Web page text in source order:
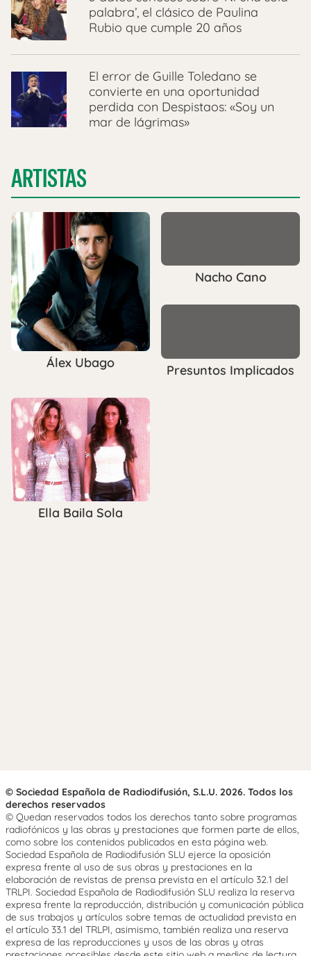
palabra’, el clásico de Paulina
Rubio que cumple 20 años
El error de Guille Toledano se
convierte en una oportunidad
perdida con Despistaos: «Soy un
mar de lágrimas»
ARTISTAS
Álex Ubago
Nacho Cano
Presuntos Implicados
Ella Baila Sola
© Sociedad Española de Radiodifusión, S.L.U. 2026. Todos los
derechos reservados
© Quedan reservados todos los derechos tanto sobre programas
radiofónicos y las obras y prestaciones que formen parte de ellos,
como sobre los contenidos publicados en esta página web.
Sociedad Española de Radiodifusión SLU ejerce la oposición
expresa frente al uso de sus obras y prestaciones en la
elaboración de revistas de prensa prevista en el artículo 32.1 del
TRLPI. Sociedad Española de Radiodifusión SLU realiza la reserva
expresa frente la reproducción, distribución y comunicación pública
de sus trabajos y artículos sobre temas de actualidad prevista en
el artículo 33.1 del TRLPI, asimismo, también realiza una reserva
expresa de las reproducciones y usos de las obras y otras